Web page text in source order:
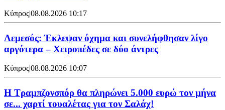
Κύπρος|08.08.2026 10:17
Λεμεσός: Έκλεψαν όχημα και συνελήφθησαν λίγο
αργότερα – Χειροπέδες σε δύο άντρες
Κύπρος|08.08.2026 10:07
Η Τραμπζονσπόρ θα πληρώνει 5.000 ευρώ τον μήνα
σε... χαρτί τουαλέτας για τον Σαλάχ!